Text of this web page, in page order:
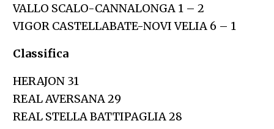
VALLO SCALO-CANNALONGA 1 – 2
VIGOR CASTELLABATE-NOVI VELIA 6 – 1
Classifica
HERAJON 31
REAL AVERSANA 29
REAL STELLA BATTIPAGLIA 28